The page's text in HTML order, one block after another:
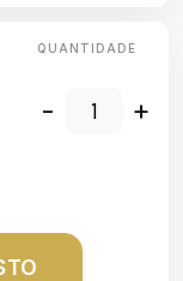
QUANTIDADE
- +